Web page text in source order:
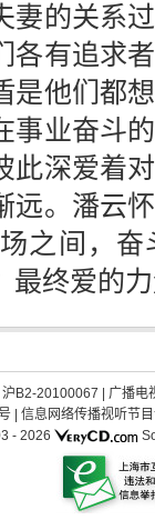
妻的关系
各有追求
是他们都
事业奋斗
此深爱着
远。潘云
之间，
最终爱的
B2-20100067
广播电
| 信息网络传播视听节
- 2026